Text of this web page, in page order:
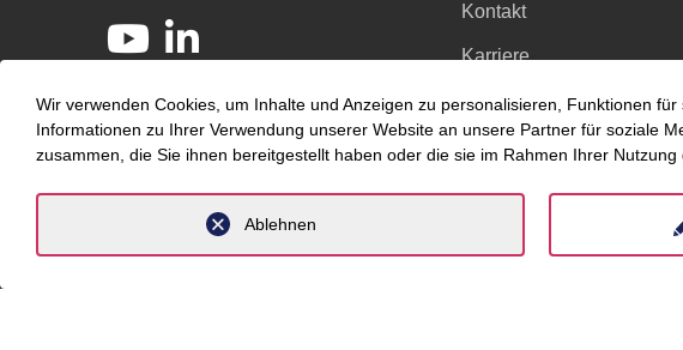
Kontakt
Karriere
Kompetenzen
Newsroom
Über uns
Kompetenzen
Wir verwenden Cookies, um Inhalte und Anzeigen zu personalisieren, Funktionen
Informationen zu Ihrer Verwendung unserer Website an unsere Partner für soziale
zusammen, die Sie ihnen bereitgestellt haben oder die sie im Rahmen Ihrer
Ablehnen